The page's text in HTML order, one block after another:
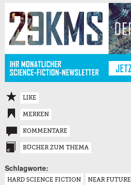
LIKE
MERKEN
KOMMENTARE
BÜCHER ZUM THEMA
Schlagworte:
HARD SCIENCE FICTION NEAR FUTURE